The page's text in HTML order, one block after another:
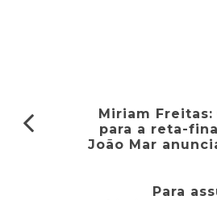
Miriam Freitas:
para a reta-
João Mar
Para